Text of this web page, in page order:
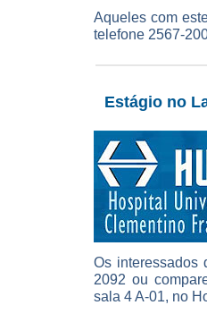
Aqueles com
telefone 2567-
Estágio no
Os interessados
2092 ou
sala 4 A-01, no